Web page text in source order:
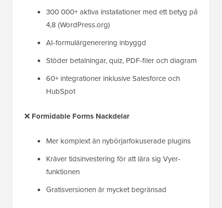
300 000+ aktiva installationer med ett betyg på
4,8 (WordPress.org)
AI-formulärgenerering inbyggd
Stöder betalningar, quiz, PDF-filer och diagram
60+ integrationer inklusive Salesforce och
HubSpot
❌ Formidable Forms Nackdelar
Mer komplext än nybörjarfokuserade plugins
Kräver tidsinvestering för att lära sig Vyer-
funktionen
Gratisversionen är mycket begränsad